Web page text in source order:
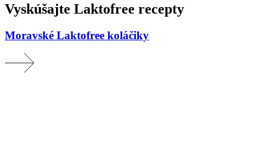
Vyskúšajte Laktofree recepty
Moravské Laktofree koláčiky